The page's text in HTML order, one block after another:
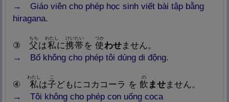
→ Giáo viên cho phép học sinh viết bài tập bằng
hiragana.
③ 父
ちち
は私
わたし
に携帯
けいたい
を 使
つか
わせません。
→ Bố không cho phép tôi dùng di động.
④ 私
わたし
は子
こ
どもにコカコーラ を 飲
の
ませません。
→ Tôi không cho phép con uống coca